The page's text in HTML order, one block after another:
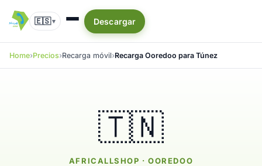
🇪🇸▾ Descargar
Home Precios Recarga móvil Recarga Ooredoo para Túnez
🇹🇳
AFRICALLSHOP · OOREDOO